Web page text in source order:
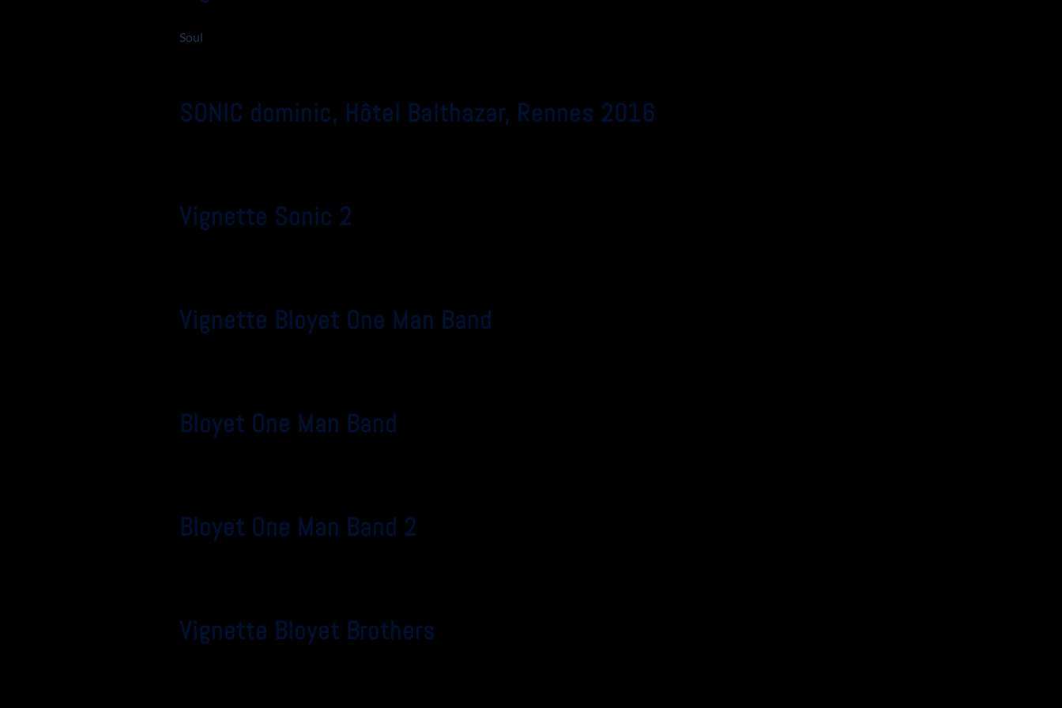
Soul
SONIC dominic, Hôtel Balthazar, Rennes 2016
Vignette Sonic 2
Vignette Bloyet One Man Band
Bloyet One Man Band
Bloyet One Man Band 2
Vignette Bloyet Brothers